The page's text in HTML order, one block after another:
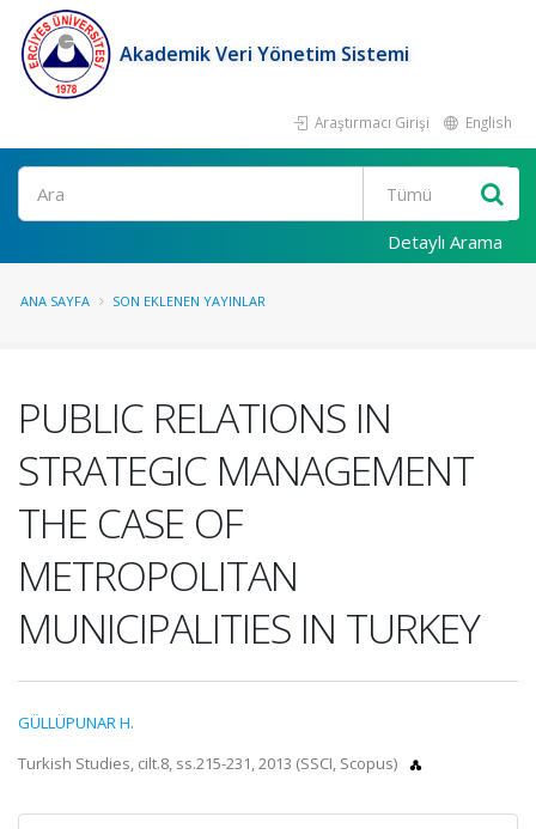
Akademik Veri Yönetim Sistemi
Araştırmacı Girişi English
Ara
Detaylı Arama
ANA SAYFA SON EKLENEN YAYINLAR
PUBLIC RELATIONS IN
STRATEGIC MANAGEMENT
THE CASE OF
METROPOLITAN
MUNICIPALITIES IN TURKEY
GÜLLÜPUNAR H.
Turkish Studies, cilt.8, ss.215-231, 2013 (SSCI, Scopus)